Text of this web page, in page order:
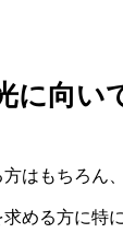
に向い
はもちろん
める方に特